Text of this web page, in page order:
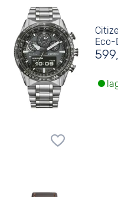
Eco-